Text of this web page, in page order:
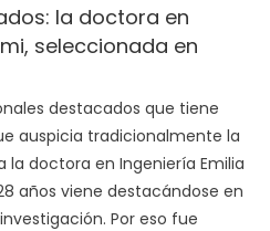
la doctora en
seleccionada en
destacados que tiene
auspicia tradicionalmente la
la doctora en Ingeniería Emilia
años viene destacándose en
Por eso fue